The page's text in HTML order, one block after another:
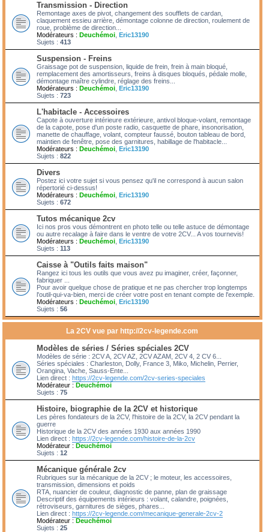
Transmission - Direction
Remontage axes de pivot, changement des soufflets de cardan,
claquement essieu arrière, démontage colonne de direction, roulement de
roue, problème de direction...
Modérateurs : Deuchémoi Eric13190
Sujets : 413
Suspension - Freins
Graissage pot de suspension, liquide de frein, frein à main bloqué,
remplacement des amortisseurs, freins à disques bloqués, pédale molle,
démontage maître cylindre, réglage des freins...
Modérateurs : Deuchémoi Eric13190
Sujets : 723
L'habitacle - Accessoires
Capote à ouverture intérieure extérieure, antivol bloque-volant, remontage
de la capote, pose d'un poste radio, casquette de phare, insonorisation,
manette de chauffage, volant, compteur faussé, bouton tableau de bord,
maintien de fenêtre, pose des garnitures, habillage de l'habitacle...
Modérateurs : Deuchémoi Eric13190
Sujets : 822
Divers
Postez ici votre sujet si vous pensez qu'il ne correspond à aucun salon
répertorié ci-dessus!
Modérateurs : Deuchémoi Eric13190
Sujets : 672
Tutos mécanique 2cv
Ici nos pros vous démontrent en photo telle ou telle astuce de démontage
ou autre recalage à faire dans le ventre de votre 2CV... A vos tournevis!
Modérateurs : Deuchémoi Eric13190
Sujets : 113
Caisse à "Outils faits maison"
Rangez ici tous les outils que vous avez pu imaginer, créer, façonner,
fabriquer ...
Pour avoir quelque chose de pratique et ne pas chercher trop longtemps
l'outil-qui-va-bien, merci de créer votre post en tenant compte de l'exemple.
Modérateurs : Deuchémoi Eric13190
Sujets : 56
La 2CV vue par http://2cv-legende.com
Modèles de séries / Séries spéciales 2CV
Modèles de série : 2CV A, 2CV AZ, 2CV AZAM, 2CV 4, 2 CV 6...
Séries spéciales : Charleston, Dolly, France 3, Miko, Michelin, Perrier,
Orangina, Vache, Sauss-Ente...
Lien direct : https://2cv-legende.com/2cv-series-speciales
Modérateur : Deuchémoi
Sujets : 75
Histoire, biographie de la 2CV et historique
Les pères fondateurs de la 2CV, l'histoire de la 2CV, la 2CV pendant la
guerre
Historique de la 2CV des années 1930 aux années 1990
Lien direct : https://2cv-legende.com/histoire-de-la-2cv
Modérateur : Deuchémoi
Sujets : 12
Mécanique générale 2cv
Rubriques sur la mécanique de la 2CV ; le moteur, les accessoires,
transmission, dimensions et poids
RTA, nuancier de couleur, diagnostic de panne, plan de graissage
Descriptif des équipements intérieurs : volant, calandre, poignées,
rétroviseurs, garnitures de sièges, phares...
Lien direct : https://2cv-legende.com/mecanique-generale-2cv-2
Modérateur : Deuchémoi
Sujets : 25